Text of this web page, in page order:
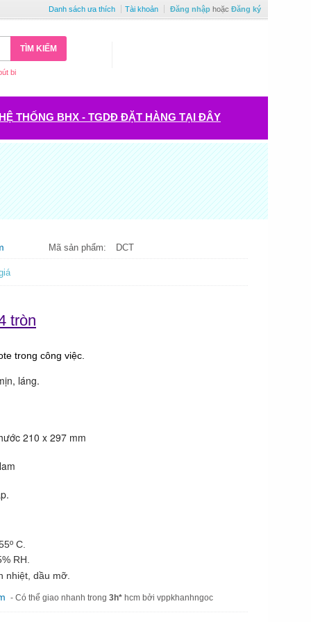
Danh sách ưa thích Tài khoản Đăng nhập hoặc Đăng ký
TÌM KIẾM
bi
HỆ THỐNG BHX - TGDĐ ĐẶT HÀNG TẠI ĐÂY
Mã sản phẩm: DCT
tròn
trong công việc.
láng.
210 x 297 mm
C.
RH.
nhiệt, dầu mỡ.
- Có thể giao nhanh trong 3h* hcm bởi vppkhanhngoc